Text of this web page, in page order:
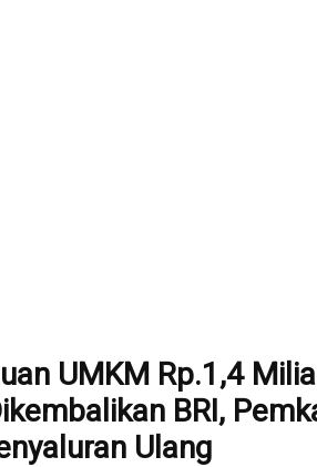
UMKM Rp.1,4
BRI,
Ulang